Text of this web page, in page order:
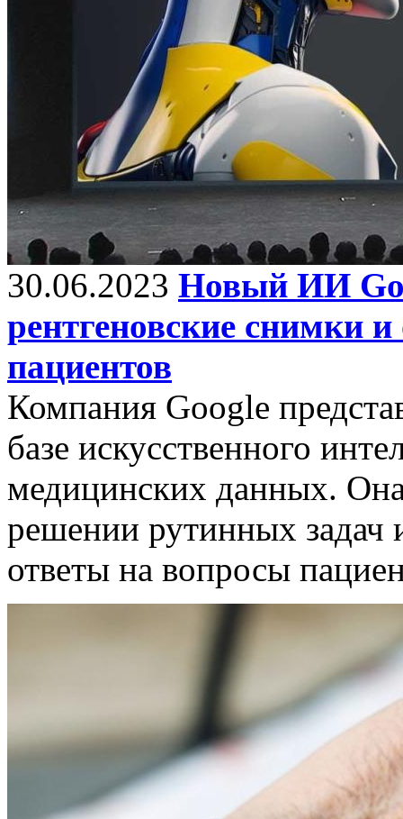
30.06.2023 Новый ИИ
рентгеновские снимки
пациентов
Компания Google
базе искусственного
медицинских данных.
решении рутинных задач
ответы на вопросы